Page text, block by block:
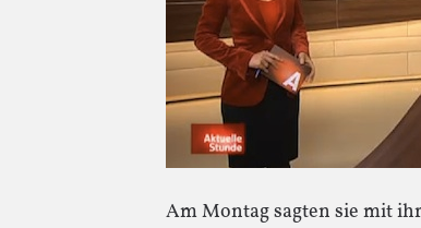
Am Montag sagten sie mit